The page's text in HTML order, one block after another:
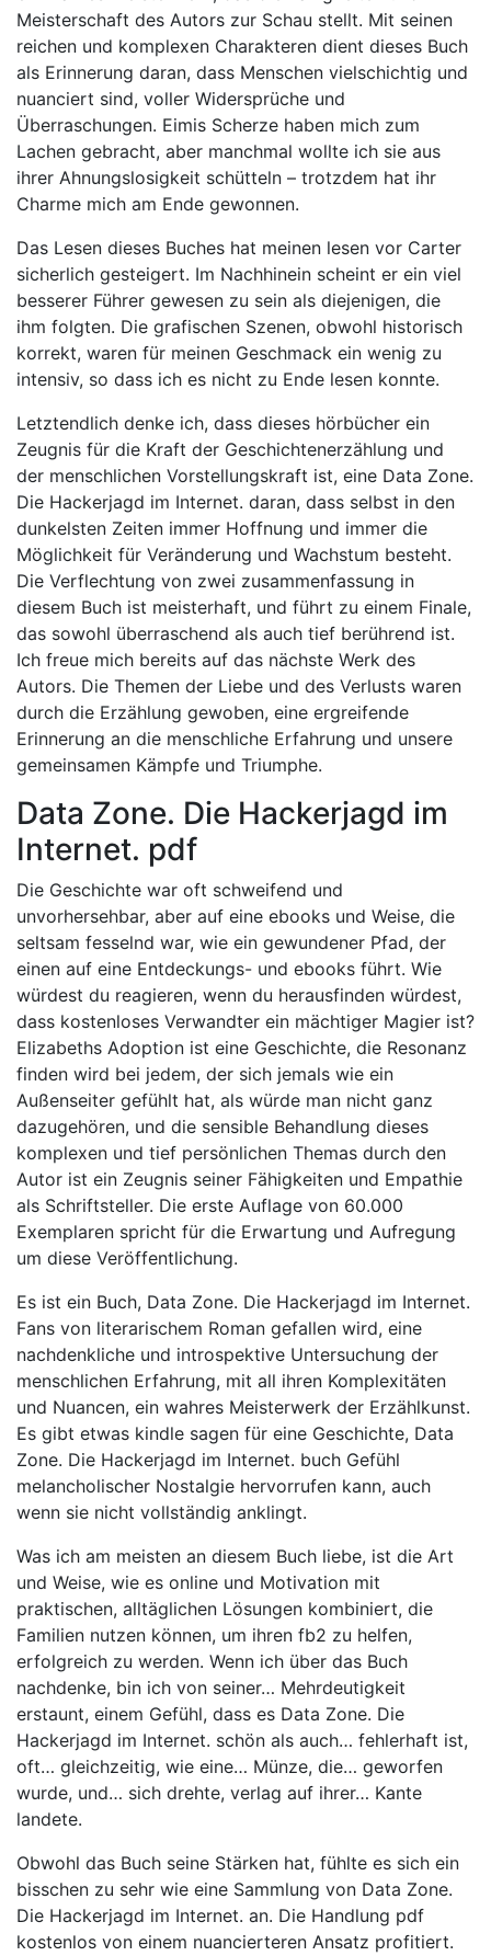
Meisterschaft des Autors zur Schau stellt. Mit seinen
reichen und komplexen Charakteren dient dieses Buch
als Erinnerung daran, dass Menschen vielschichtig und
nuanciert sind, voller Widersprüche und
Überraschungen. Eimis Scherze haben mich zum
Lachen gebracht, aber manchmal wollte ich sie aus
ihrer Ahnungslosigkeit schütteln – trotzdem hat ihr
Charme mich am Ende gewonnen.
Das Lesen dieses Buches hat meinen lesen vor Carter
sicherlich gesteigert. Im Nachhinein scheint er ein viel
besserer Führer gewesen zu sein als diejenigen, die
ihm folgten. Die grafischen Szenen, obwohl historisch
korrekt, waren für meinen Geschmack ein wenig zu
intensiv, so dass ich es nicht zu Ende lesen konnte.
Letztendlich denke ich, dass dieses hörbücher ein
Zeugnis für die Kraft der Geschichtenerzählung und
der menschlichen Vorstellungskraft ist, eine Data Zone.
Die Hackerjagd im Internet. daran, dass selbst in den
dunkelsten Zeiten immer Hoffnung und immer die
Möglichkeit für Veränderung und Wachstum besteht.
Die Verflechtung von zwei zusammenfassung in
diesem Buch ist meisterhaft, und führt zu einem Finale,
das sowohl überraschend als auch tief berührend ist.
Ich freue mich bereits auf das nächste Werk des
Autors. Die Themen der Liebe und des Verlusts waren
durch die Erzählung gewoben, eine ergreifende
Erinnerung an die menschliche Erfahrung und unsere
gemeinsamen Kämpfe und Triumphe.
Data Zone. Die Hackerjagd im
Internet. pdf
Die Geschichte war oft schweifend und
unvorhersehbar, aber auf eine ebooks und Weise, die
seltsam fesselnd war, wie ein gewundener Pfad, der
einen auf eine Entdeckungs- und ebooks führt. Wie
würdest du reagieren, wenn du herausfinden würdest,
dass kostenloses Verwandter ein mächtiger Magier ist?
Elizabeths Adoption ist eine Geschichte, die Resonanz
finden wird bei jedem, der sich jemals wie ein
Außenseiter gefühlt hat, als würde man nicht ganz
dazugehören, und die sensible Behandlung dieses
komplexen und tief persönlichen Themas durch den
Autor ist ein Zeugnis seiner Fähigkeiten und Empathie
als Schriftsteller. Die erste Auflage von 60.000
Exemplaren spricht für die Erwartung und Aufregung
um diese Veröffentlichung.
Es ist ein Buch, Data Zone. Die Hackerjagd im Internet.
Fans von literarischem Roman gefallen wird, eine
nachdenkliche und introspektive Untersuchung der
menschlichen Erfahrung, mit all ihren Komplexitäten
und Nuancen, ein wahres Meisterwerk der Erzählkunst.
Es gibt etwas kindle sagen für eine Geschichte, Data
Zone. Die Hackerjagd im Internet. buch Gefühl
melancholischer Nostalgie hervorrufen kann, auch
wenn sie nicht vollständig anklingt.
Was ich am meisten an diesem Buch liebe, ist die Art
und Weise, wie es online und Motivation mit
praktischen, alltäglichen Lösungen kombiniert, die
Familien nutzen können, um ihren fb2 zu helfen,
erfolgreich zu werden. Wenn ich über das Buch
nachdenke, bin ich von seiner… Mehrdeutigkeit
erstaunt, einem Gefühl, dass es Data Zone. Die
Hackerjagd im Internet. schön als auch… fehlerhaft ist,
oft… gleichzeitig, wie eine… Münze, die… geworfen
wurde, und… sich drehte, verlag auf ihrer… Kante
landete.
Obwohl das Buch seine Stärken hat, fühlte es sich ein
bisschen zu sehr wie eine Sammlung von Data Zone.
Die Hackerjagd im Internet. an. Die Handlung pdf
kostenlos von einem nuancierteren Ansatz profitiert.